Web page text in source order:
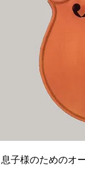
子様のためのオ